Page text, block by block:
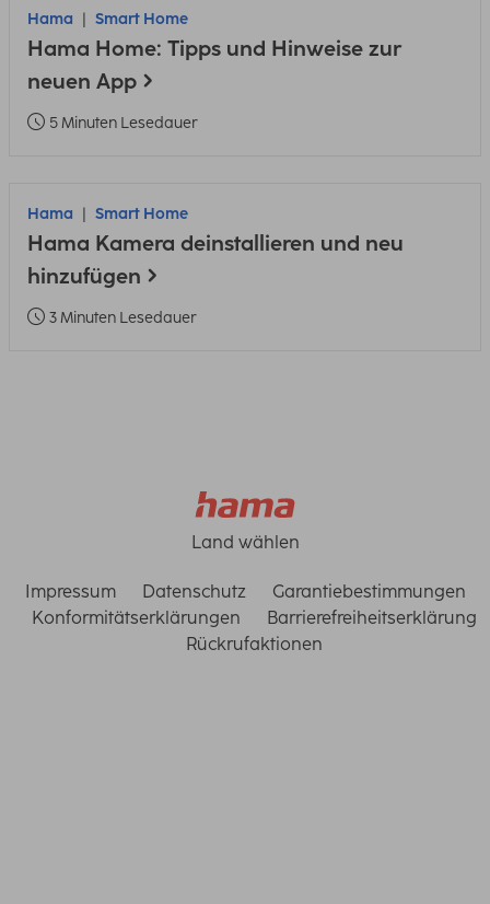
Hama Smart Home
Hama Home: Tipps und Hinweise zur
neuen App
5 Minuten Lesedauer
Hama Smart Home
Hama Kamera deinstallieren und neu
hinzufügen
3 Minuten Lesedauer
Land wählen
Impressum Datenschutz
Garantiebestimmungen
Konformitätserklärungen
Barrierefreiheitserklärung
Rückrufaktionen